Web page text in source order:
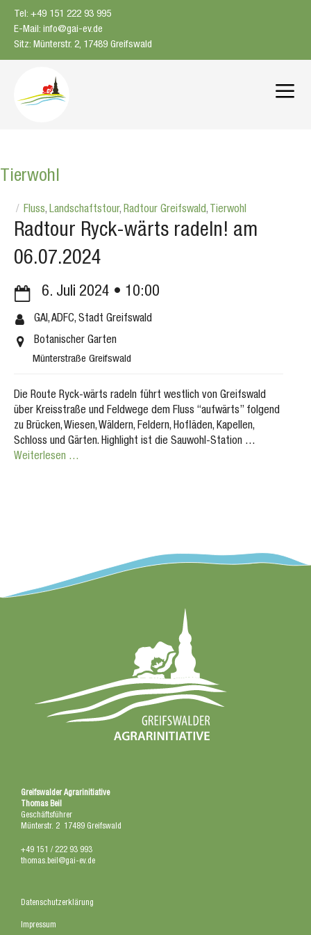
Tel: +49 151 222 93 995
E-Mail: info@gai-ev.de
Sitz: Münterstr. 2, 17489 Greifswald
Tierwohl
Fluss, Landschaftstour, Radtour Greifswald, Tierwohl
Radtour Ryck-wärts radeln! am
06.07.2024
6. Juli 2024 10:00
GAI, ADFC, Stadt Greifswald
Botanischer Garten
Münterstraße Greifswald
Die Route Ryck-wärts radeln führt westlich von Greifswald
über Kreisstraße und Feldwege dem Fluss “aufwärts” folgend
zu Brücken, Wiesen, Wäldern, Feldern, Hofläden, Kapellen,
Schloss und Gärten. Highlight ist die Sauwohl-Station …
Weiterlesen …
Greifswalder Agrarinitiative
Thomas Beil
Geschäftsführer
Münterstr. 2 17489 Greifswald
+49 151 / 222 93 993
thomas.beil@gai-ev.de
Datenschutzerklärung
Impressum